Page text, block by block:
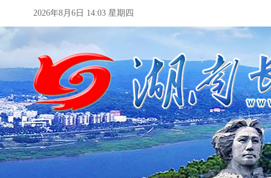
2026年8月6日 14:03 星期四